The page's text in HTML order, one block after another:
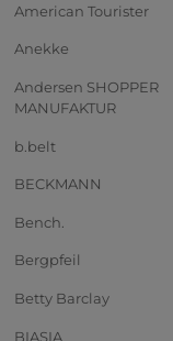
American Tourister
Anekke
Andersen SHOPPER
MANUFAKTUR
b.belt
BECKMANN
Bench.
Bergpfeil
Betty Barclay
BIASIA